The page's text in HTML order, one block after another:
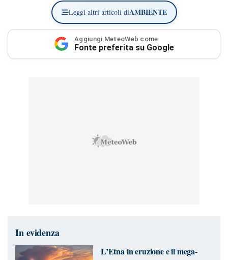
Leggi altri articoli diAMBIENTE
Aggiungi MeteoWeb come
Fonte preferita su Google
In evidenza
L’Etna in eruzione e il mega-